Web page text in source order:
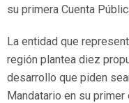
su primera Cuenta
La entidad que
región plantea diez
desarrollo que piden
Mandatario en su